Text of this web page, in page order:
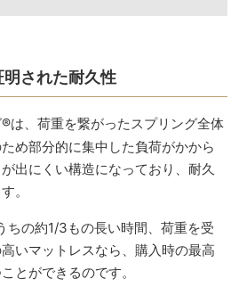
された耐久性
®は、荷重を繋がったスプリング全体
め部分的に集中した負荷がかから
出にくい構造になっており、耐久
。
ちの約1/3もの長い時間、荷重を受
いマットレスなら、購入時の最高
とができるのです。